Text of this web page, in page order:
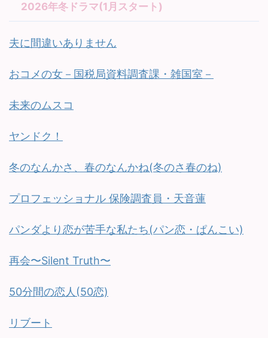
2026年冬ドラマ(1月スタート)
夫に間違いありません
おコメの女－国税局資料調査課・雑国室－
未来のムスコ
ヤンドク！
冬のなんかさ、春のなんかね(冬のさ春のね)
プロフェッショナル 保険調査員・天音蓮
パンダより恋が苦手な私たち(パン恋・ぱんこい)
再会〜Silent Truth〜
50分間の恋人(50恋)
リブート